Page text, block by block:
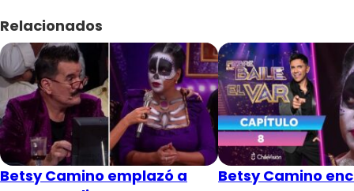
Relacionados
Betsy Camino emplazó a
Betsy Camino